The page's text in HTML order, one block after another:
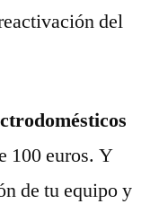
del
100 euros. Y
de tu equipo y